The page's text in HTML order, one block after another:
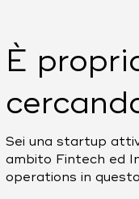
È
Sei una startup
ambito Fintech ed
operations in